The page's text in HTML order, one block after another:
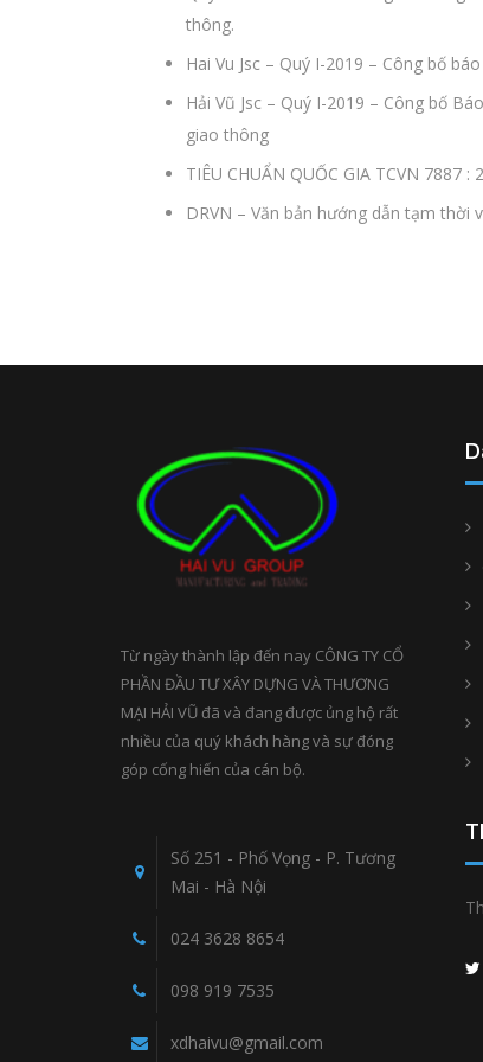
thông.
Hai Vu Jsc – Quý I-2019 – Công bố
Hải Vũ Jsc – Quý I-2019 – Công bố
giao thông
TIÊU CHUẨN QUỐC GIA TCVN 7887
DRVN – Văn bản hướng dẫn tạm
Từ ngày thành lập đến nay CÔNG TY CỔ
PHẦN ĐẦU TƯ XÂY DỰNG VÀ THƯƠNG
MẠI HẢI VŨ đã và đang được ủng hộ rất
nhiều của quý khách hàng và sự đóng
góp cống hiến của cán bộ.
Số 251 - Phố Vọng - P. Tương
Mai - Hà Nội
024 3628 8654
098 919 7535
xdhaivu@gmail.com